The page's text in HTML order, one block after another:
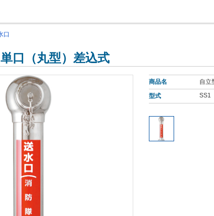
口
口（丸型）差込式
商品名
自立
型式
SS1